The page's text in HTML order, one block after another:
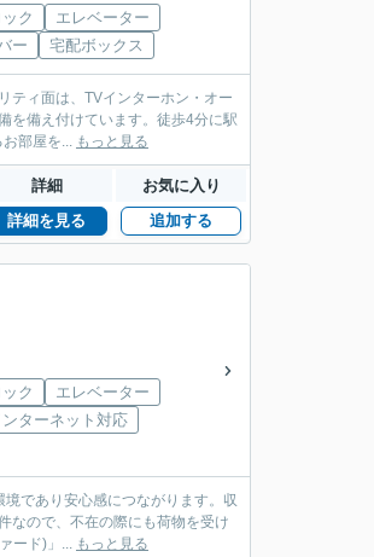
ク
エレベーター
ー 宅配ボックス
ティ面は、TVインターホン・オー
を備え付けています。徒歩4分に駅
部屋を... もっと見る
詳細 お気に入り
詳細を見る 追加する
ク
エレベーター
ンターネット対応
であり安心感につながります。収
なので、不在の際にも荷物を受け
ード)」... もっと見る